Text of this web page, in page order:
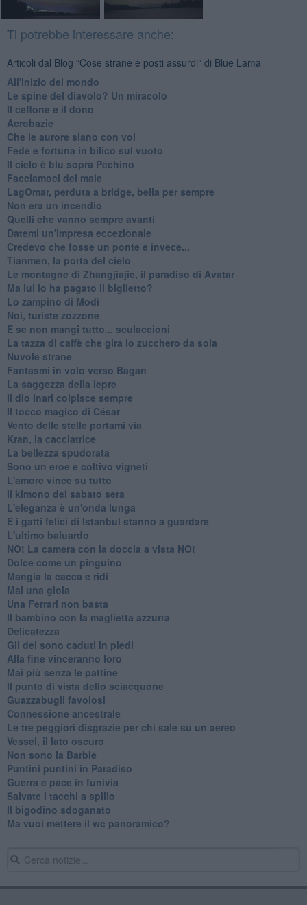
Ti potrebbe interessare anche:
Articoli dal Blog “Cose strane e posti assurdi” di Blue Lama
All'inizio del mondo
Le spine del diavolo? Un miracolo
Il ceffone e il dono
Acrobazie
Che le aurore siano con voi
Fede e fortuna in bilico sul vuoto
Il cielo è blu sopra Pechino
Facciamoci del male
LagOmar, perduta a bridge, bella per sempre
Non era un incendio
Quelli che vanno sempre avanti
Datemi un'impresa eccezionale
Credevo che fosse un ponte e invece...
Tianmen, la porta del cielo
Le montagne di Zhangjiajie, il paradiso di Avatar
Ma lui lo ha pagato il biglietto?
Lo zampino di Modì
Noi, turiste zozzone
E se non mangi tutto... sculaccioni
La tazza di caffè che gira lo zucchero da sola
Nuvole strane
Fantasmi in volo verso Bagan
La saggezza della lepre
Il dio Inari colpisce sempre
Il tocco magico di César
Vento delle stelle portami via
Kran, la cacciatrice
La bellezza spudorata
Sono un eroe e coltivo vigneti
L'amore vince su tutto
Il kimono del sabato sera
L'eleganza è un'onda lunga
E i gatti felici di Istanbul stanno a guardare
L'ultimo baluardo
NO! La camera con la doccia a vista NO!
Dolce come un pinguino
Mangia la cacca e ridi
Mai una gioia
Una Ferrari non basta
Il bambino con la maglietta azzurra
Delicatezza
Gli dei sono caduti in piedi
Alla fine vinceranno loro
Mai più senza le pattine
Il punto di vista dello sciacquone
Guazzabugli favolosi
Connessione ancestrale
Le tre peggiori disgrazie per chi sale su un aereo
Vessel, il lato oscuro
Non sono la Barbie
Puntini puntini in Paradiso
Guerra e pace in funivia
Salvate i tacchi a spillo
Il bigodino sdoganato
Ma vuoi mettere il wc panoramico?